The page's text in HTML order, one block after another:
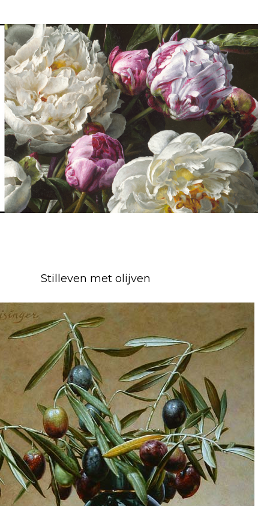
Stilleven met olijven